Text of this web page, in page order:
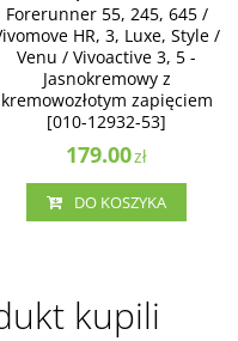
Forerunner 55, 245, 645 /
HR, 3, Luxe, Style /
Venu / Vivoactive 3, 5 -
Jasnokremowy z
kremowozłotym zapięciem
[010-12932-53]
179.00zł
DO KOSZYKA
kupili